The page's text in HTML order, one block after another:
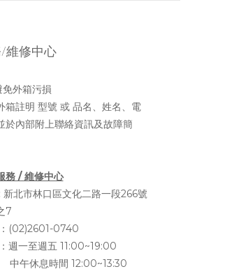
維修中心
免外箱污損
箱註明 型號 或 品名、姓名、電
於內部附上聯絡資訊及故障簡
務 / 維修中心
新北市林口區文化二路一段266號
7
(02)2601-0740
週一至週五 11:00~19:00
休息時間 12:00~13:30